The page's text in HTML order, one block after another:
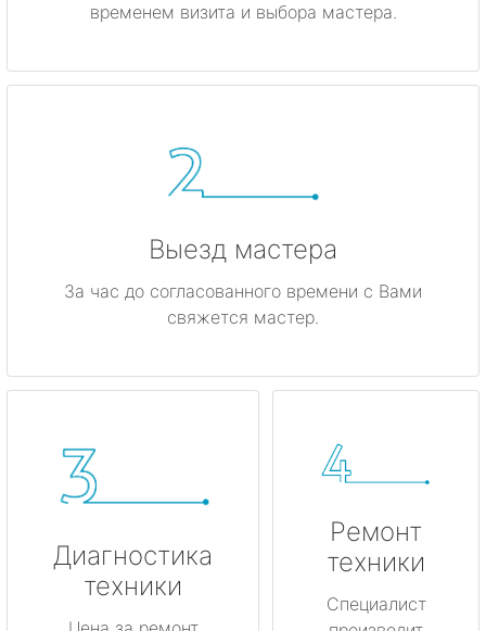
Высоцк
Гатчина
Кириши
Коммунар
Кудрово
Лодейное Поле
Луга
Любань
временем визита и выбора мастера.
Выезд мастера
За час до согласованного времени с Вами
свяжется мастер.
Диагностика
техники
Ремонт
техники
Специалист